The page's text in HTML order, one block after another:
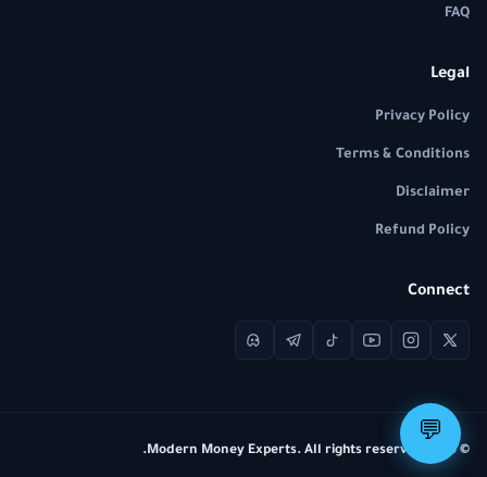
FAQ
Legal
Privacy Policy
Terms & Conditions
Disclaimer
Refund Policy
Connect
© 2026 Modern Money Experts. All rights reserved.
💬